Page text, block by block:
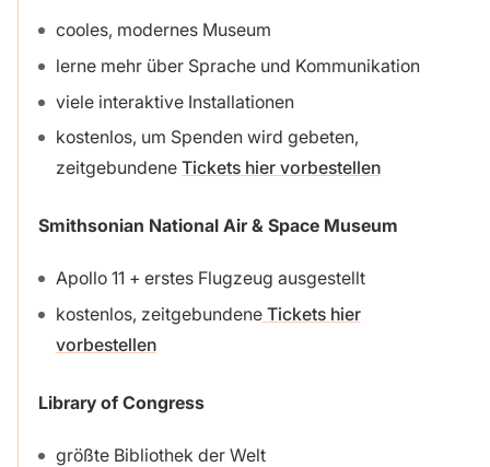
cooles, modernes Museum
lerne mehr über Sprache und Kommunikation
viele interaktive Installationen
kostenlos, um Spenden wird gebeten,
zeitgebundene Tickets hier vorbestellen
Smithsonian National Air & Space Museum
Apollo 11 + erstes Flugzeug ausgestellt
kostenlos, zeitgebundeneTickets hier
vorbestellen
Library of Congress
größte Bibliothek der Welt